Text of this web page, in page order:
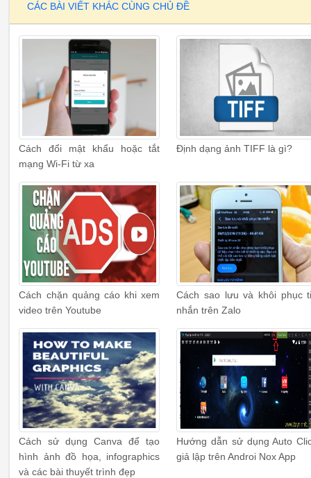
CÁC BÀI VIẾT KHÁC CÙNG CHỦ ĐỀ
Cách đổi mật khẩu hoặc tắt
mạng Wi-Fi từ xa
Định dạng ảnh TIFF là gì?
Cách chặn quảng cáo khi xem
video trên Youtube
Cách sao lưu và khôi phục
nhắn trên Zalo
Cách sử dụng Canva để tạo
hình ảnh đồ họa, infographics
và các bài thuyết trình đẹp
Hướng dẫn sử dụng Auto
giả lập trên Androi Nox App